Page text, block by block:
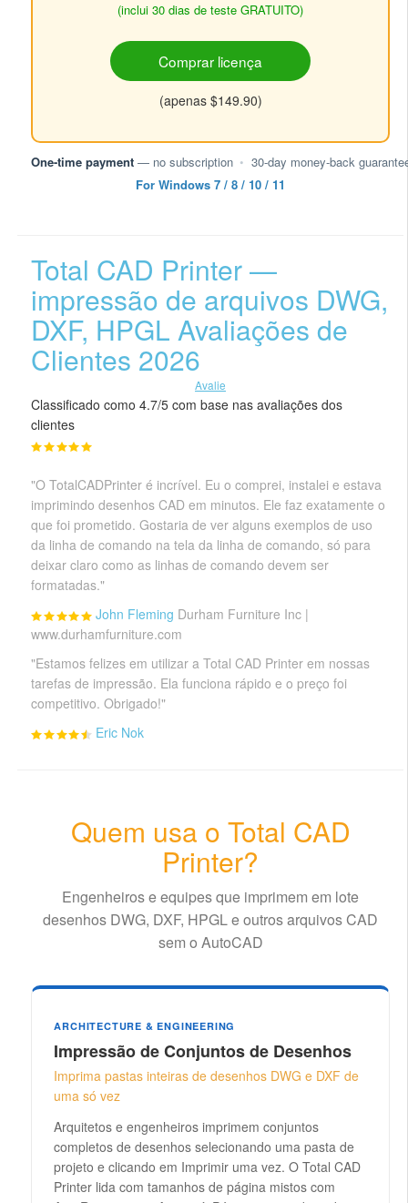
(inclui 30 dias de teste GRATUITO)
Comprar licença
(apenas $149.90)
One-time payment — no subscription • 30-day money-back
For Windows 7 / 8 / 10 / 11
Total CAD Printer —
impressão de arquivos DWG,
DXF, HPGL Avaliações de
Clientes 2026
Avalie
Classificado como 4.7/5 com base nas avaliações dos
clientes
"O TotalCADPrinter é incrível. Eu o comprei, instalei e estava
imprimindo desenhos CAD em minutos. Ele faz exatamente o
que foi prometido. Gostaria de ver alguns exemplos de uso
da linha de comando na tela da linha de comando, só para
deixar claro como as linhas de comando devem ser
formatadas."
John Fleming Durham Furniture Inc |
www.durhamfurniture.com
"Estamos felizes em utilizar a Total CAD Printer em nossas
tarefas de impressão. Ela funciona rápido e o preço foi
competitivo. Obrigado!"
Eric Nok
Quem usa o Total CAD
Printer?
Engenheiros e equipes que imprimem em lote
desenhos DWG, DXF, HPGL e outros arquivos CAD
sem o AutoCAD
ARCHITECTURE & ENGINEERING
Impressão de Conjuntos de Desenhos
Imprima pastas inteiras de desenhos DWG e DXF de
uma só vez
Arquitetos e engenheiros imprimem conjuntos
completos de desenhos selecionando uma pasta de
projeto e clicando em Imprimir uma vez. O Total CAD
Printer lida com tamanhos de página mistos com